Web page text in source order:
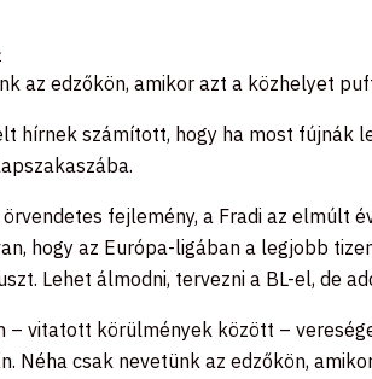
az edzőkön, amikor azt a közhelyet
hírnek számított, hogy ha most fújnák
örvendetes fejlemény, a Fradi az
hogy az Európa-ligában a legjobb
Lehet álmodni, tervezni a BL-el, de
– vitatott körülmények között –
Néha csak nevetünk az edzőkön,